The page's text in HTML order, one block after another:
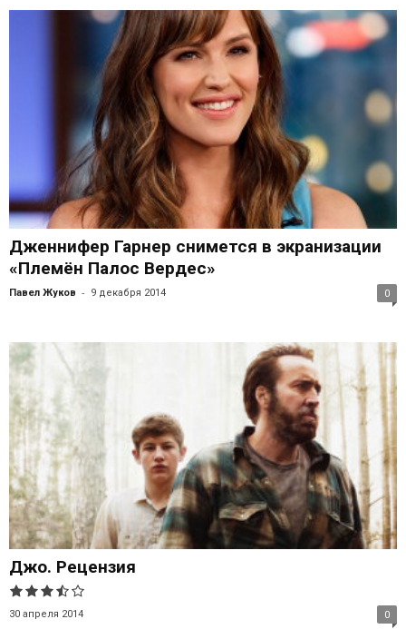
Дженнифер Гарнер снимется в экранизации
«Племён Палос Вердес»
Павел Жуков - 9 декабря 2014 0
Джо. Рецензия
30 апреля 2014 0